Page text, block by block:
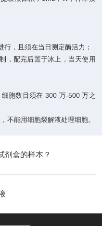
行，且须在当日测定酶活力；
，配完后置于冰上，当天使用
胞数目须在 300 万-500 万之
不能用细胞裂解液处理细胞。
剂盒的样本？